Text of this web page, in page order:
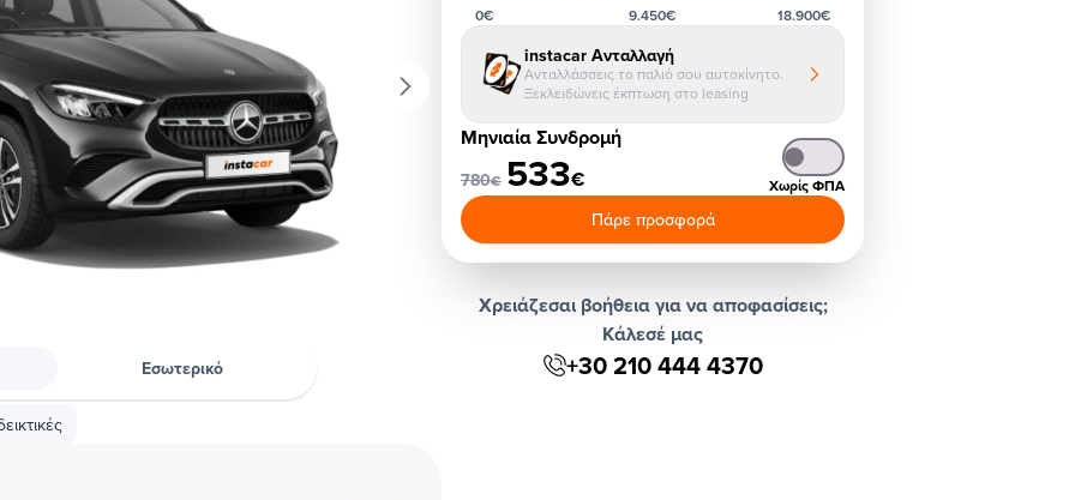
Εσωτερικό
0€ 9.450€ 18.900€
instacar Ανταλλαγή
Ανταλλάσσεις το παλιό σου αυτοκίνητο.
Ξεκλειδώνεις έκπτωση στο leasing
Μηνιαία Συνδρομή
780€ 533€ Χωρίς ΦΠΑ
Πάρε προσφορά
Χρειάζεσαι βοήθεια για να αποφασίσεις;
Κάλεσέ μας
+30 210 444 4370